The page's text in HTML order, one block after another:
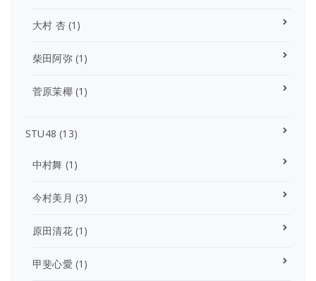
大村 杏(1)
柴田阿弥(1)
菅原茉椰(1)
STU48 (13)
中村舞 (1)
今村美月 (3)
原田清花(1)
甲斐心愛 (1)